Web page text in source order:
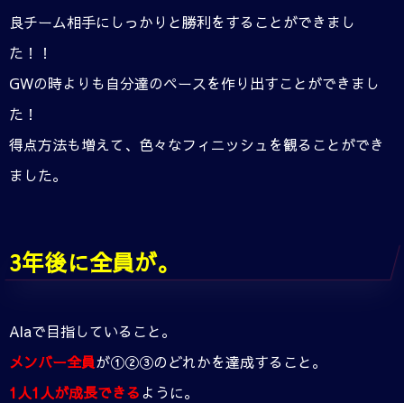
良チーム相手にしっかりと勝利をすることができまし
た！！
GWの時よりも自分達のペースを作り出すことができまし
た！
得点方法も増えて、色々なフィニッシュを観ることができ
ました。
3年後に全員が。
Alaで目指していること。
メンバー全員が①②③のどれかを達成すること。
1人1人が成長できるように。